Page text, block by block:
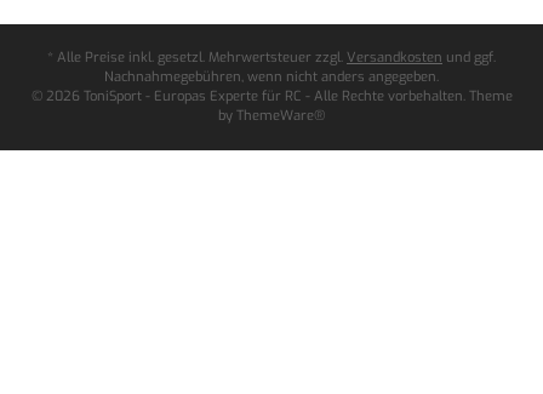
* Alle Preise inkl. gesetzl. Mehrwertsteuer zzgl. Versandkosten und ggf.
Nachnahmegebühren, wenn nicht anders angegeben.
© 2026 ToniSport - Europas Experte für RC - Alle Rechte vorbehalten. Theme
by ThemeWare®